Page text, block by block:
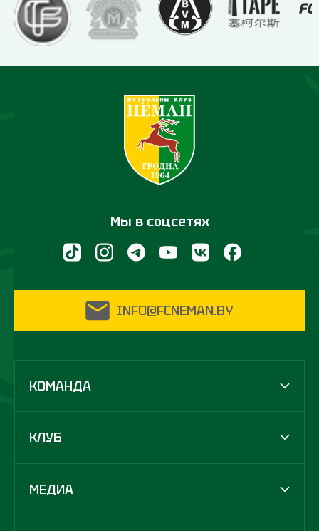
Мы в соцсетях
INFO@FCNEMAN.BY
КОМАНДА
КЛУБ
МЕДИА